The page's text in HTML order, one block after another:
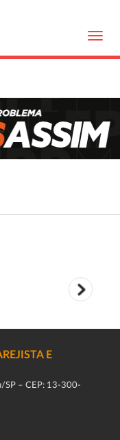
E
SP – CEP: 13-300-